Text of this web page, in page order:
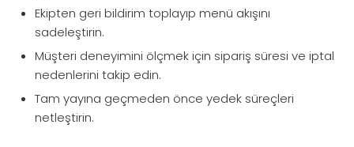
Ekipten geri bildirim toplayıp menü akışını
sadeleştirin.
Müşteri deneyimini ölçmek için sipariş süresi ve iptal
nedenlerini takip edin.
Tam yayına geçmeden önce yedek süreçleri
netleştirin.